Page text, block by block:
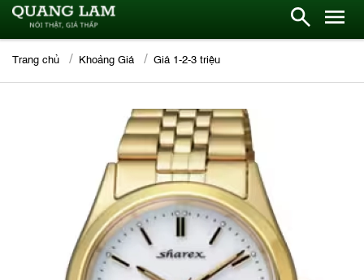
Trang chủ Khoảng Giá Giá 1-2-3 triệu